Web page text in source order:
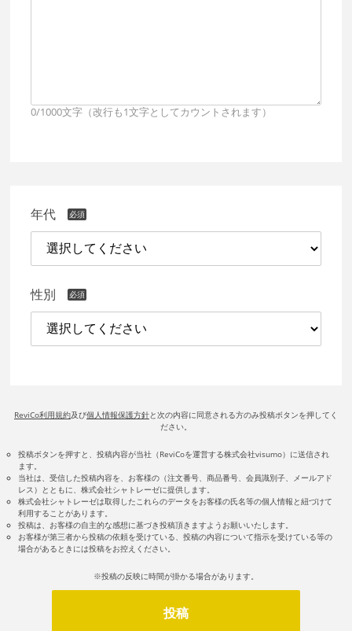
0/1000文字（改行も1文字としてカウントされます）
年代
性別
ReviCo利用規約及び個人情報保護方針と次の内容に同意される方のみ投稿ボタンを押してく
ださい。
投稿ボタンを押すと、投稿内容が当社（ReviCoを運営する株式会社visumo）に送信され
ます。
当社は、受信した投稿内容を、お客様の（注文番号、商品番号、会員識別子、メールアド
レス）とともに、株式会社シャトレーゼに提供します。
株式会社シャトレーゼは取得したこれらのデータをお客様の氏名等の個人情報と紐づけて
利用することがあります。
投稿は、お客様の自主的な感想に基づき投稿頂きますようお願いいたします。
お客様が第三者から投稿の依頼を受けている、投稿の内容について指示を受けている等の
場合があるときには投稿をお控えください。
※投稿の反映に時間が掛かる場合があります。